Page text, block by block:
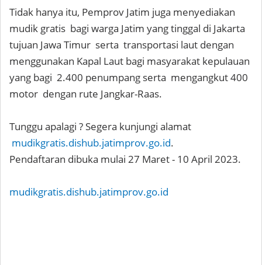
Tidak hanya itu, Pemprov Jatim juga menyediakan
mudik gratis bagi warga Jatim yang tinggal di Jakarta
tujuan Jawa Timur serta transportasi laut dengan
menggunakan Kapal Laut bagi masyarakat kepulauan
yang bagi 2.400 penumpang serta mengangkut 400
motor dengan rute Jangkar-Raas.
Tunggu apalagi ? Segera kunjungi alamat
mudikgratis.dishub.jatimprov.go.id.
Pendaftaran dibuka mulai 27 Maret - 10 April 2023.
mudikgratis.dishub.jatimprov.go.id